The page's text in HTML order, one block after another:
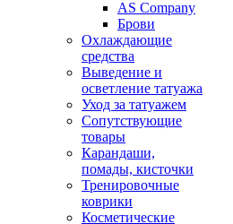
AS Company
Брови
Охлаждающие
средства
Выведение и
осветление татуажа
Уход за татуажем
Сопутствующие
товары
Карандаши,
помады, кисточки
Тренировочные
коврики
Косметические